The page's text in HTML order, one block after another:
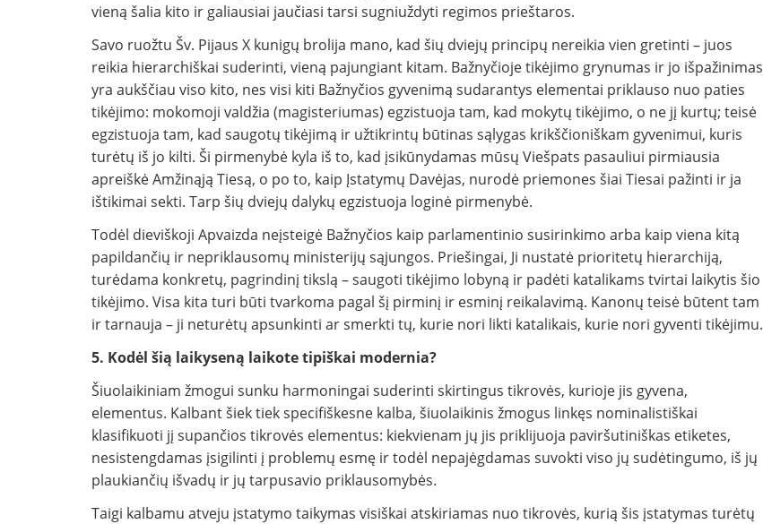
vieną šalia kito ir galiausiai jaučiasi tarsi sugniuždyti regimos prieštaros.
Savo ruožtu Šv. Pijaus X kunigų brolija mano, kad šių dviejų principų nereikia vien gretinti – juos
reikia hierarchiškai suderinti, vieną pajungiant kitam. Bažnyčioje tikėjimo grynumas ir jo išpažinimas
yra aukščiau viso kito, nes visi kiti Bažnyčios gyvenimą sudarantys elementai priklauso nuo paties
tikėjimo: mokomoji valdžia (magisteriumas) egzistuoja tam, kad mokytų tikėjimo, o ne jį kurtų; teisė
egzistuoja tam, kad saugotų tikėjimą ir užtikrintų būtinas sąlygas krikščioniškam gyvenimui, kuris
turėtų iš jo kilti. Ši pirmenybė kyla iš to, kad įsikūnydamas mūsų Viešpats pasauliui pirmiausia
apreiškė Amžinąją Tiesą, o po to, kaip Įstatymų Davėjas, nurodė priemones šiai Tiesai pažinti ir ja
ištikimai sekti. Tarp šių dviejų dalykų egzistuoja loginė pirmenybė.
Todėl dieviškoji Apvaizda neįsteigė Bažnyčios kaip parlamentinio susirinkimo arba kaip viena kitą
papildančių ir nepriklausomų ministerijų sąjungos. Priešingai, Ji nustatė prioritetų hierarchiją,
turėdama konkretų, pagrindinį tikslą – saugoti tikėjimo lobyną ir padėti katalikams tvirtai laikytis šio
tikėjimo. Visa kita turi būti tvarkoma pagal šį pirminį ir esminį reikalavimą. Kanonų teisė būtent tam
ir tarnauja – ji neturėtų apsunkinti ar smerkti tų, kurie nori likti katalikais, kurie nori gyventi tikėjimu.
5. Kodėl šią laikyseną laikote tipiškai modernia?
Šiuolaikiniam žmogui sunku harmoningai suderinti skirtingus tikrovės, kurioje jis gyvena,
elementus. Kalbant šiek tiek specifiškesne kalba, šiuolaikinis žmogus linkęs nominalistiškai
klasifikuoti jį supančios tikrovės elementus: kiekvienam jų jis priklijuoja paviršutiniškas etiketes,
nesistengdamas įsigilinti į problemų esmę ir todėl nepajėgdamas suvokti viso jų sudėtingumo, iš jų
plaukiančių išvadų ir jų tarpusavio priklausomybės.
Taigi kalbamu atveju įstatymo taikymas visiškai atskiriamas nuo tikrovės, kurią šis įstatymas turėtų